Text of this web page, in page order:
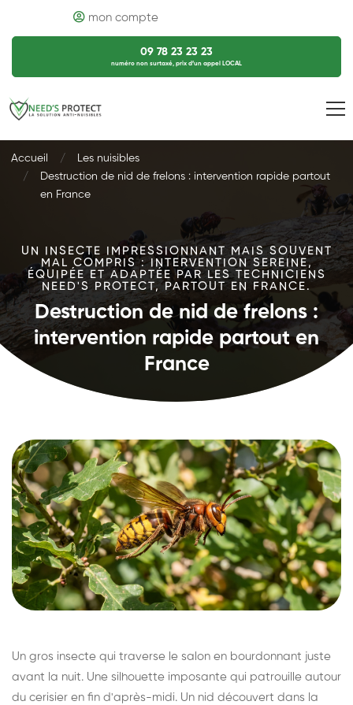
mon compte
09 78 23 23 23
numéro non surtaxé, prix d’un appel LOCAL
Accueil
Les nuisibles
Destruction de nid de frelons : intervention rapide partout
en France
UN INSECTE IMPRESSIONNANT MAIS SOUVENT
MAL COMPRIS : INTERVENTION SEREINE,
ÉQUIPÉE ET ADAPTÉE PAR LES TECHNICIENS
NEED'S PROTECT, PARTOUT EN FRANCE.
Destruction de nid de frelons :
intervention rapide partout en
France
Un gros insecte qui traverse le salon en bourdonnant juste
avant la nuit. Une silhouette imposante qui patrouille autour
du cerisier en fin d'après-midi. Un nid découvert dans la